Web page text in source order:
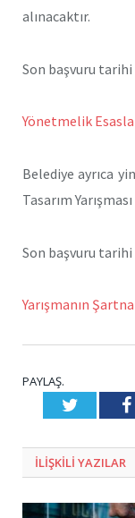
alınacaktır.
Son başvuru tarihi
Yönetmelik
Belediye ayrıca
Tasarım
Son başvuru tarihi
Yarışmanın
PAYLAŞ.
Twitter
ILIŞKILI YAZILAR